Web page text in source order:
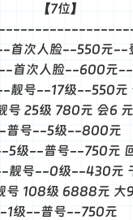
位】
首次人脸--550元--
首次人脸--600元--
靓号--17级--550元
号 25级 780元 会6
普号--5级--800元
5级--普号--750元
靓号--0级--430元
号 108级 6888元 大
1级--普号--750元